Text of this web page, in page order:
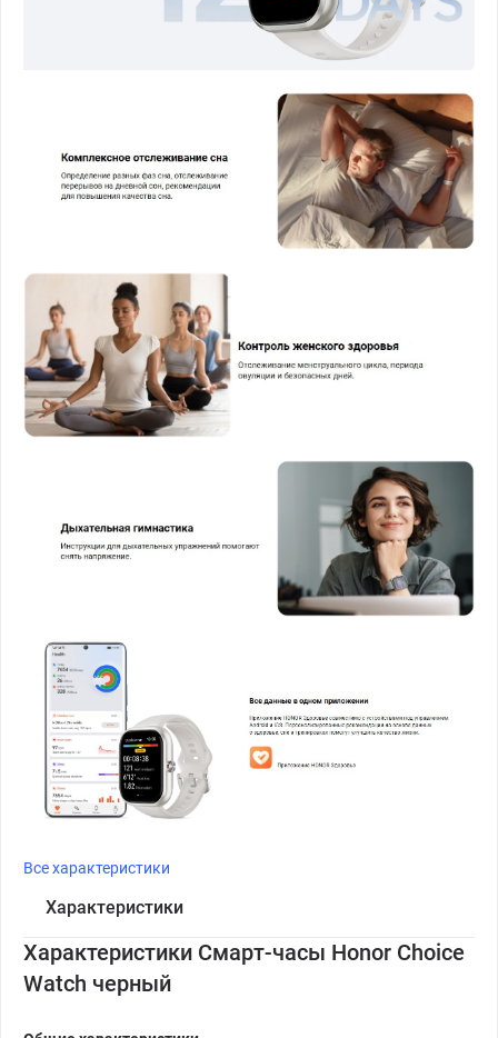
Все характеристики
Характеристики
Характеристики Смарт-часы Honor Choice
Watch черный